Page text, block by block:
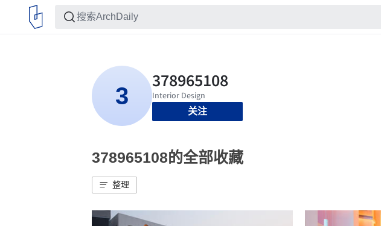
关注
378965108的全部收藏
整理